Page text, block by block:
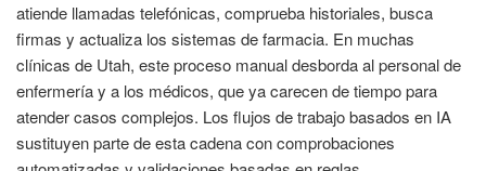
atiende llamadas telefónicas, comprueba historiales, busca
firmas y actualiza los sistemas de farmacia. En muchas
clínicas de Utah, este proceso manual desborda al personal de
enfermería y a los médicos, que ya carecen de tiempo para
atender casos complejos. Los flujos de trabajo basados en IA
sustituyen parte de esta cadena con comprobaciones